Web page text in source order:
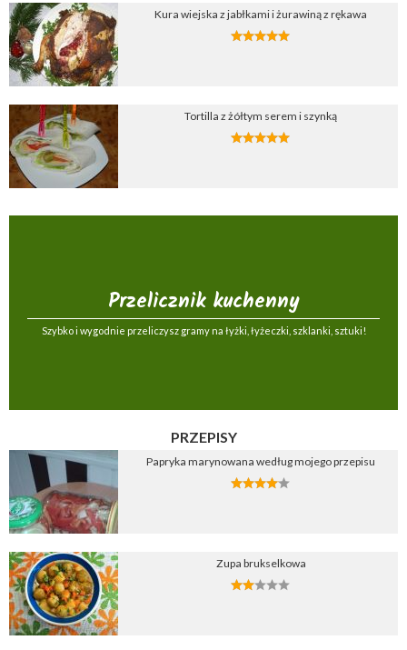
Kura wiejska z jabłkami i żurawiną z rękawa
Tortilla z żółtym serem i szynką
Przelicznik kuchenny
Szybko i wygodnie przeliczysz gramy na łyżki, łyżeczki, szklanki, sztuki!
PRZEPISY
Papryka marynowana według mojego przepisu
Zupa brukselkowa